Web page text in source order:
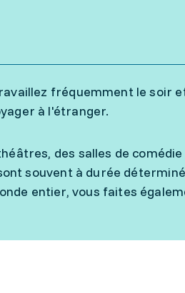
fréquemment le soir
à l'étranger.
des salles de
souvent à durée
entier, vous faites